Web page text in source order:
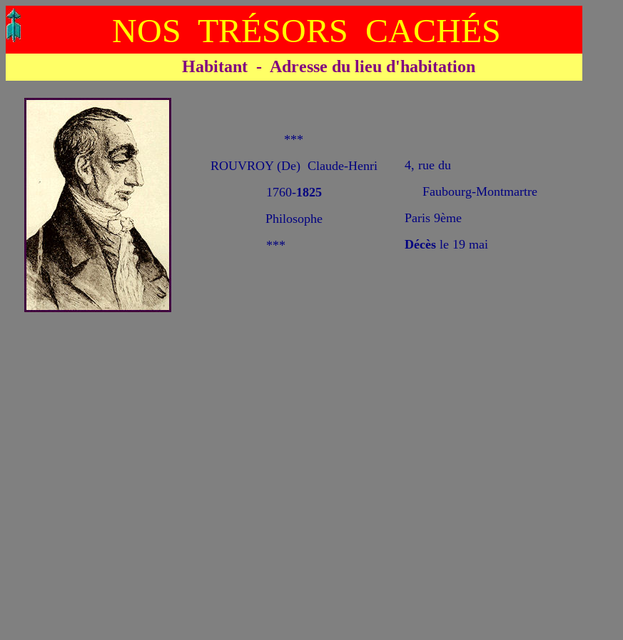
NOS TRÉSORS CACHÉS
Habitant - Adresse du lieu d'habitation
***
ROUVROY (De) Claude-Henri
1760-1825
Philosophe
***
4, rue du
Faubourg-Montmartre
Paris 9ème
Décès le 19 mai